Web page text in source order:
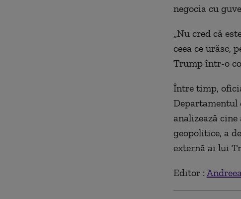
negocia cu
„Nu cred că
ceea ce urăsc,
Trump într-o
Între timp,
Departamentul
analizează
geopolitice, a
externă ai lui
Editor :